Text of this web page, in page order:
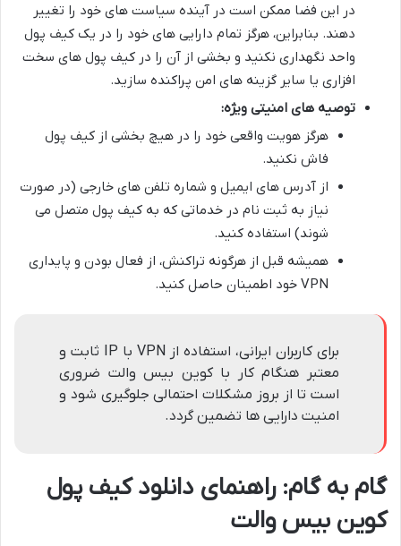
در این فضا ممکن است در آینده سیاست های خود را تغییر
دهند. بنابراین، هرگز تمام دارایی های خود را در یک کیف پول
واحد نگهداری نکنید و بخشی از آن را در کیف پول های سخت
افزاری یا سایر گزینه های امن پراکنده سازید.
توصیه های امنیتی ویژه:
هرگز هویت واقعی خود را در هیچ بخشی از کیف پول
فاش نکنید.
از آدرس های ایمیل و شماره تلفن های خارجی (در صورت
نیاز به ثبت نام در خدماتی که به کیف پول متصل می
شوند) استفاده کنید.
همیشه قبل از هرگونه تراکنش، از فعال بودن و پایداری
VPN خود اطمینان حاصل کنید.
برای کاربران ایرانی، استفاده از VPN با IP ثابت و
معتبر هنگام کار با کوین بیس والت ضروری
است تا از بروز مشکلات احتمالی جلوگیری شود و
امنیت دارایی ها تضمین گردد.
گام به گام: راهنمای دانلود کیف پول
کوین بیس والت